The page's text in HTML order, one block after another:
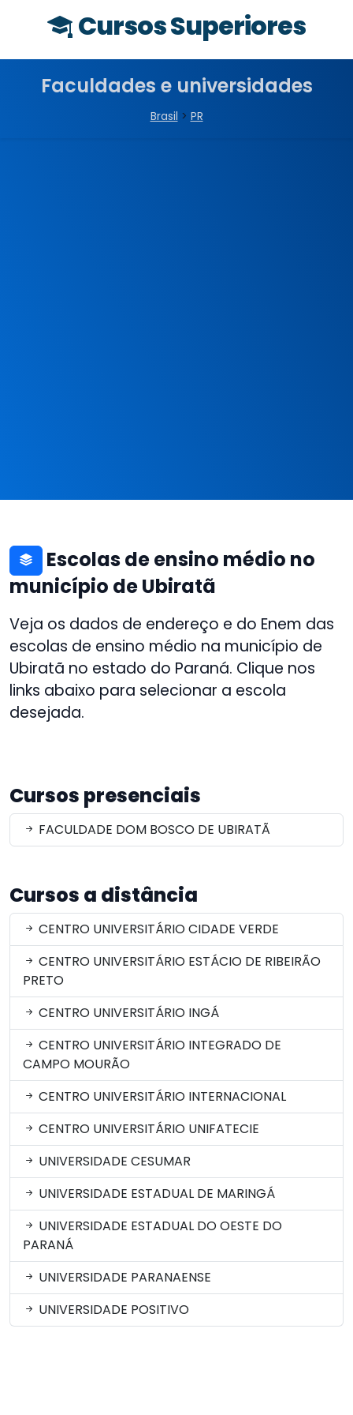
Cursos Superiores
Faculdades e universidades
Brasil > PR
Escolas de ensino médio no
município de Ubiratã
Veja os dados de endereço e do Enem das
escolas de ensino médio na município de
Ubiratã no estado do Paraná. Clique nos
links abaixo para selecionar a escola
desejada.
Cursos presenciais
FACULDADE DOM BOSCO DE UBIRATÃ
Cursos a distância
CENTRO UNIVERSITÁRIO CIDADE VERDE
CENTRO UNIVERSITÁRIO ESTÁCIO DE RIBEIRÃO
PRETO
CENTRO UNIVERSITÁRIO INGÁ
CENTRO UNIVERSITÁRIO INTEGRADO DE
CAMPO MOURÃO
CENTRO UNIVERSITÁRIO INTERNACIONAL
CENTRO UNIVERSITÁRIO UNIFATECIE
UNIVERSIDADE CESUMAR
UNIVERSIDADE ESTADUAL DE MARINGÁ
UNIVERSIDADE ESTADUAL DO OESTE DO
PARANÁ
UNIVERSIDADE PARANAENSE
UNIVERSIDADE POSITIVO